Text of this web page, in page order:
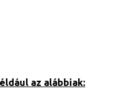
az alábbiak: